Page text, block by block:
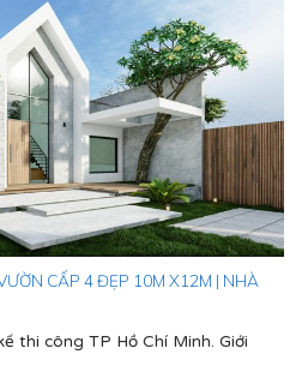
CẤP 4 ĐẸP 10M X12M | NHÀ
thi công TP Hồ Chí Minh. Giới